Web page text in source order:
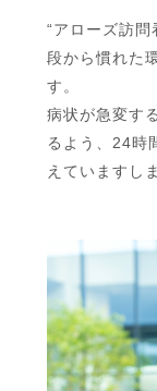
“アローズ訪
段から慣れた
す。
病状が急変す
るよう、24時
えていますし